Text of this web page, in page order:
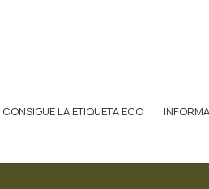
CONSIGUE LA ETIQUETA ECO